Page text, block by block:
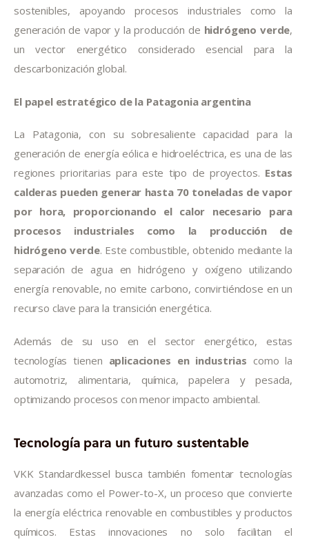
sostenibles, apoyando procesos industriales como la
generación de vapor y la producción de hidrógeno verde,
un vector energético considerado esencial para la
descarbonización global.
El papel estratégico de la Patagonia argentina
La Patagonia, con su sobresaliente capacidad para la
generación de energía eólica e hidroeléctrica, es una de las
regiones prioritarias para este tipo de proyectos. Estas
calderas pueden generar hasta 70 toneladas de vapor
por hora, proporcionando el calor necesario para
procesos industriales como la producción de
hidrógeno verde. Este combustible, obtenido mediante la
separación de agua en hidrógeno y oxígeno utilizando
energía renovable, no emite carbono, convirtiéndose en un
recurso clave para la transición energética.
Además de su uso en el sector energético, estas
tecnologías tienen aplicaciones en industrias como la
automotriz, alimentaria, química, papelera y pesada,
optimizando procesos con menor impacto ambiental.
Tecnología para un futuro sustentable
VKK Standardkessel busca también fomentar tecnologías
avanzadas como el Power-to-X, un proceso que convierte
la energía eléctrica renovable en combustibles y productos
químicos. Estas innovaciones no solo facilitan el